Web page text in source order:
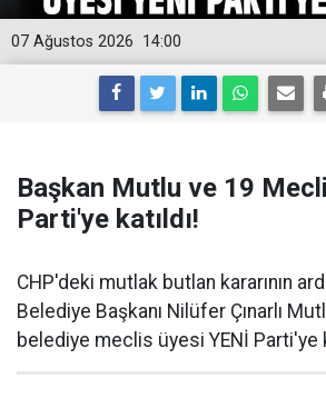
14:00
07 Ağustos 2026
Başkan Mutlu ve 19
Parti'ye katıldı!
CHP'deki mutlak butlan kararının
Belediye Başkanı Nilüfer Çınarlı
belediye meclis üyesi YENİ Parti'ye